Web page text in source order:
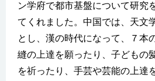
ン学府で都市基盤について研究
てくれました。中国では、天文
とし、漢の時代になって、７本
縫の上達を願ったり、子どもの
を祈ったり、手芸や芸能の上達